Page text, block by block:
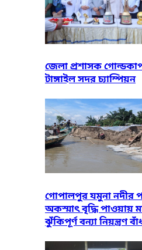
জেলা প্রশাসক
টাঙ্গাইল সদর চ্যাম্পিয়ন
গোপালপুর যমুনা নদীর
অকস্মাৎ বৃদ্ধি পাওয়ায়
ঝুঁকিপূর্ণ বন্যা নিয়ন্ত্রণ